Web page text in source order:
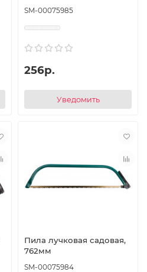
SM-00075985
256р.
Уведомить
Пила лучковая садовая,
762мм
SM-00075984